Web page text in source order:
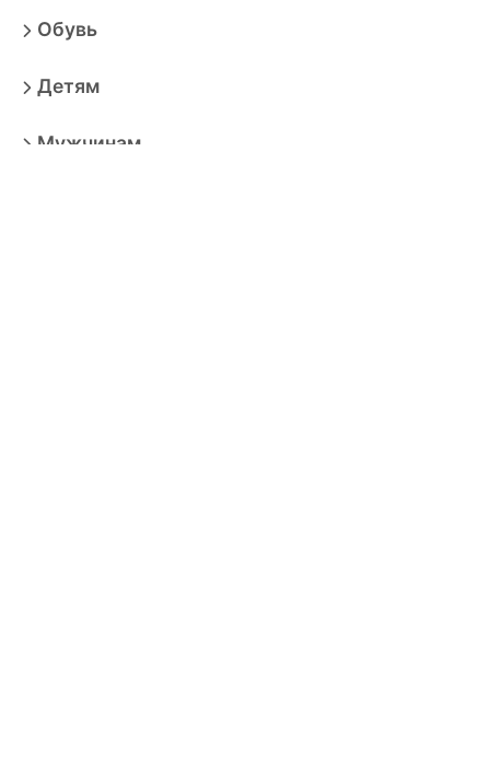
Обувь
Детям
Мужчинам